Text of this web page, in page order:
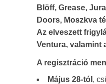
Blöff, Grease,
Doors, Moszkva
Az elveszett
Ventura, valamint
A regisztráció
Május 28-tól ,